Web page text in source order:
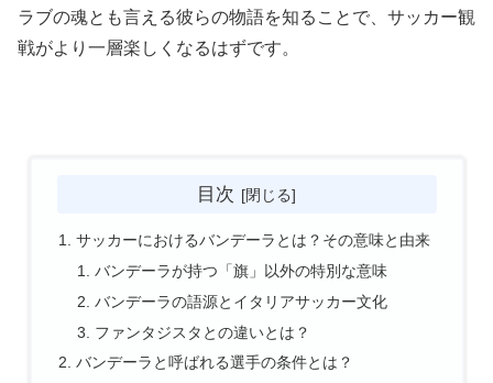
ラブの魂とも言える彼らの物語を知ることで、サッカー観
戦がより一層楽しくなるはずです。
目次
サッカーにおけるバンデーラとは？その意味と由来
バンデーラが持つ「旗」以外の特別な意味
バンデーラの語源とイタリアサッカー文化
ファンタジスタとの違いとは？
バンデーラと呼ばれる選手の条件とは？